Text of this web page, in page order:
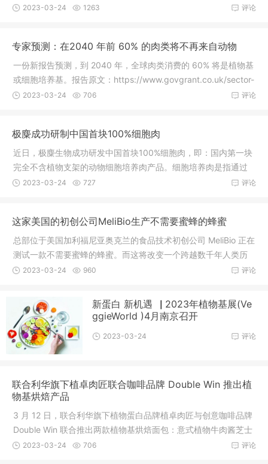
净，切
评论
2023-03-24 1263
专家预测：在2040 年前 60% 的肉类将不再来自动物
一份新报告预测，到 2040 年，全球肉类消费的 60% 将是植物基
或细胞培养基。报告原文：https://www.govgrant.co.uk/sector-
resea
评论
2023-03-24 706
极麋成功研制中国首块100%细胞肉
近日，极麋生物成功研发中国首块100%细胞肉，即：国内第一块
完全不含植物支架的动物细胞培养肉产品。细胞培养肉是指通过
在体外大
评论
2023-03-24 727
这家美国的初创公司MeliBio生产不需要蜜蜂的蜂蜜
总部位于美国加利福尼亚奥克兰的食品技术初创公司 MeliBio 正在
测试一款不需要蜜蜂的蜂蜜。而这将改变一个跨越数千年人类历
史的
评论
2023-03-24 960
新蛋白 新机遇▕ 2023年植物基展(Ve
ggieWorld )4月南京召开
评论
2023-03-24
联合利华旗下植卓肉匠联合咖啡品牌 Double Win 推出植
物基烘焙产品
3 月 12 日，联合利华旗下植物蛋白品牌植卓肉匠与创意咖啡品牌
Double Win 联合推出两款植物基烘焙面包：意式植物牛肉酱芝士
贝果
评论
2023-03-24 706